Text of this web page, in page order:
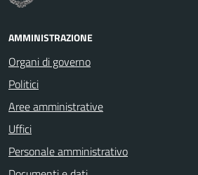
AMMINISTRAZIONE
Organi di governo
Politici
Aree amministrative
Uffici
Personale amministrativo